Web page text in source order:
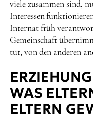
viele zusammen sind,
Interessen
Internat früh
Gemeinschaft
tut, von den anderen
WAS
ELTERN